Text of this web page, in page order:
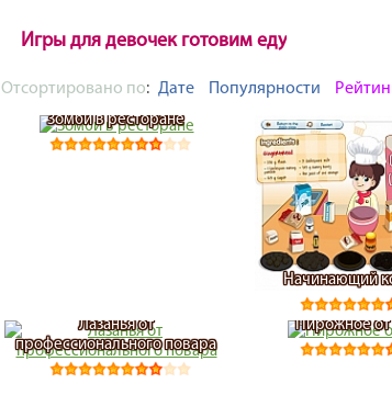
Игры для девочек готовим еду
Отсортировано по: Дате Популярности
Зомби в ресторане
Начинающий
Лазанья от
профессионального повара
Пирожное